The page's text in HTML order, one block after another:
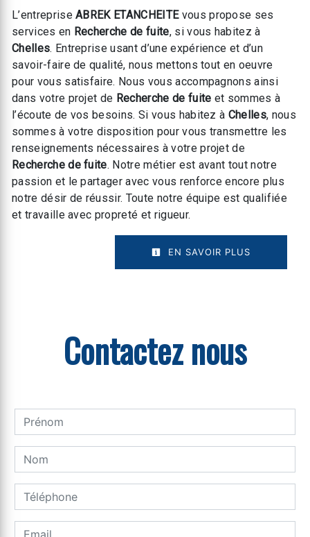
L’entrepriseABREK ETANCHEITEvous propose ses
services en Recherche de fuite, si vous habitez à
Chelles. Entreprise usant d’une expérience et d’un
savoir-faire de qualité, nous mettons tout en oeuvre
pour vous satisfaire. Nous vous accompagnons ainsi
dans votre projet de Recherche de fuite et sommes à
l’écoute de vos besoins. Si vous habitez à Chelles, nous
sommes à votre disposition pour vous transmettre les
renseignements nécessaires à votre projet de
Recherche de fuite. Notre métier est avant tout notre
passion et le partager avec vous renforce encore plus
notre désir de réussir. Toute notre équipe est qualifiée
et travaille avec propreté et rigueur.
EN SAVOIR PLUS
Contactez nous